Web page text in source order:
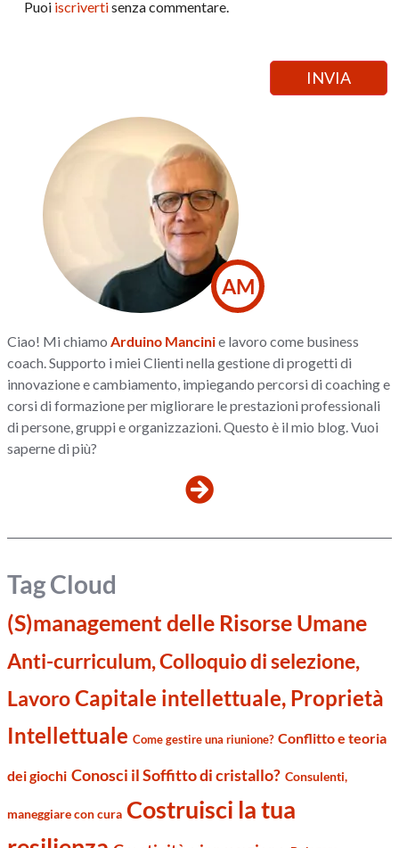
Puoi iscrivertisenza commentare.
AM
Ciao! Mi chiamo Arduino Mancinie lavoro come business
coach. Supporto i miei Clienti nella gestione di progetti di
innovazione e cambiamento, impiegando percorsi di coaching e
corsi di formazione per migliorare le prestazioni professionali
di persone, gruppi e organizzazioni. Questo è il mio blog. Vuoi
saperne di più?
Tag Cloud
(S)management delle Risorse Umane
Anti-curriculum, Colloquio di selezione,
LavoroCapitale intellettuale, Proprietà
Intellettuale Come gestire una riunione? Conflitto e teoria
dei giochi Conosci il Soffitto di cristallo? Consulenti,
maneggiare con cura Costruisci la tua